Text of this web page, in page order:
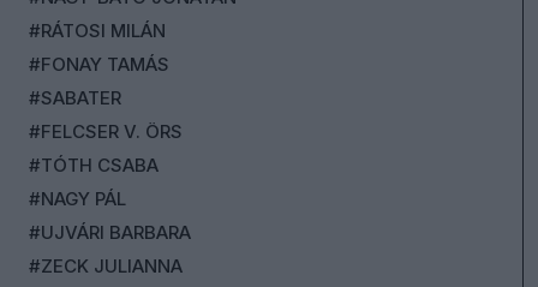
#RÁTOSI MILÁN
#FONAY TAMÁS
#SABATER
#FELCSER V. ÖRS
#TÓTH CSABA
#NAGY PÁL
#UJVÁRI BARBARA
#ZECK JULIANNA